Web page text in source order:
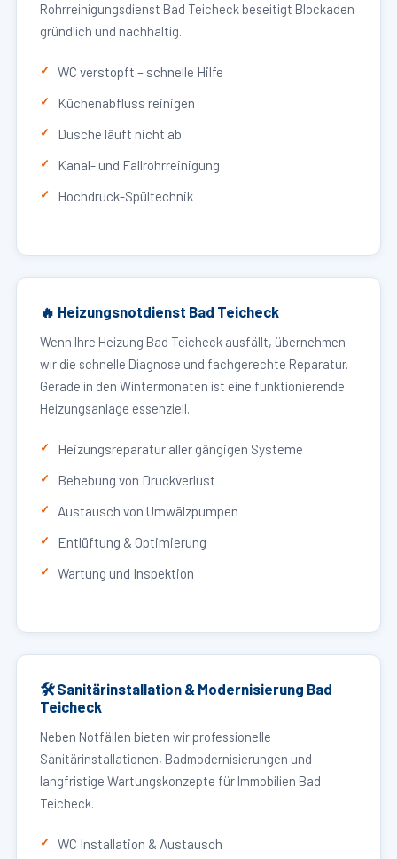
Rohrreinigungsdienst Bad Teicheck beseitigt Blockaden
gründlich und nachhaltig.
WC verstopft – schnelle Hilfe
Küchenabfluss reinigen
Dusche läuft nicht ab
Kanal- und Fallrohrreinigung
Hochdruck-Spültechnik
🔥 Heizungsnotdienst Bad Teicheck
Wenn Ihre Heizung Bad Teicheck ausfällt, übernehmen
wir die schnelle Diagnose und fachgerechte Reparatur.
Gerade in den Wintermonaten ist eine funktionierende
Heizungsanlage essenziell.
Heizungsreparatur aller gängigen Systeme
Behebung von Druckverlust
Austausch von Umwälzpumpen
Entlüftung & Optimierung
Wartung und Inspektion
🛠 Sanitärinstallation & Modernisierung Bad
Teicheck
Neben Notfällen bieten wir professionelle
Sanitärinstallationen, Badmodernisierungen und
langfristige Wartungskonzepte für Immobilien Bad
Teicheck.
WC Installation & Austausch